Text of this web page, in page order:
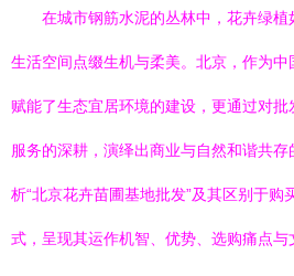
在城市钢筋水泥的丛林中，花卉绿
生活空间点缀生机与柔美。北京，作为
赋能了生态宜居环境的建设，更通过对
服务的深耕，演绎出商业与自然和谐共存
析“北京花卉苗圃基地批发”及其区别于购
式，呈现其运作机智、优势、选购痛点与